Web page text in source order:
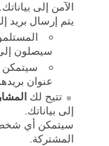
الآمن إلى بياناتك.
يتم إرسال بريد
سيصلون
عنوان
تتيح لك
إلى بياناتك.
سيتمكن أي شخص
المشتركة.